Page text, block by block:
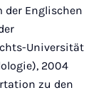
der Englischen
Universität
2004
zu den